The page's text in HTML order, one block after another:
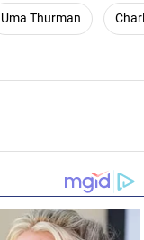
Uma Thurman